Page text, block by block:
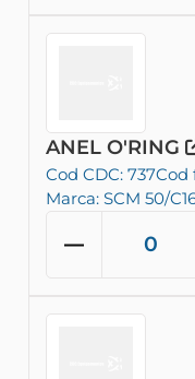
ANEL O'RING
Cod CDC: 737Cod
Marca: SCM 50/